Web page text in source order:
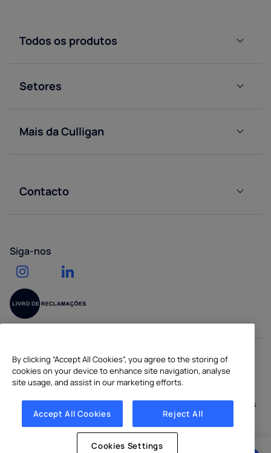
Todos os produtos
garrafão
de água
ligada a
de
entrega
de água
Setores
Escritório
Mais da Culligan
Calculadora
Trabalhe
connosco
Contacto
Pedir um
orçamento
Siga-nos
Copyright © 2026 CULLIGAN PORTUGAL S.A.
Sitemap|Política de Privacidade|Política de Cookies|Cookies
By clicking “Accept All Cookies”, you agree to the storing of
cookies on your device to enhance site navigation, analyse
site usage, and assist in our marketing efforts.
Accept All Cookies Reject All
Cookies Settings